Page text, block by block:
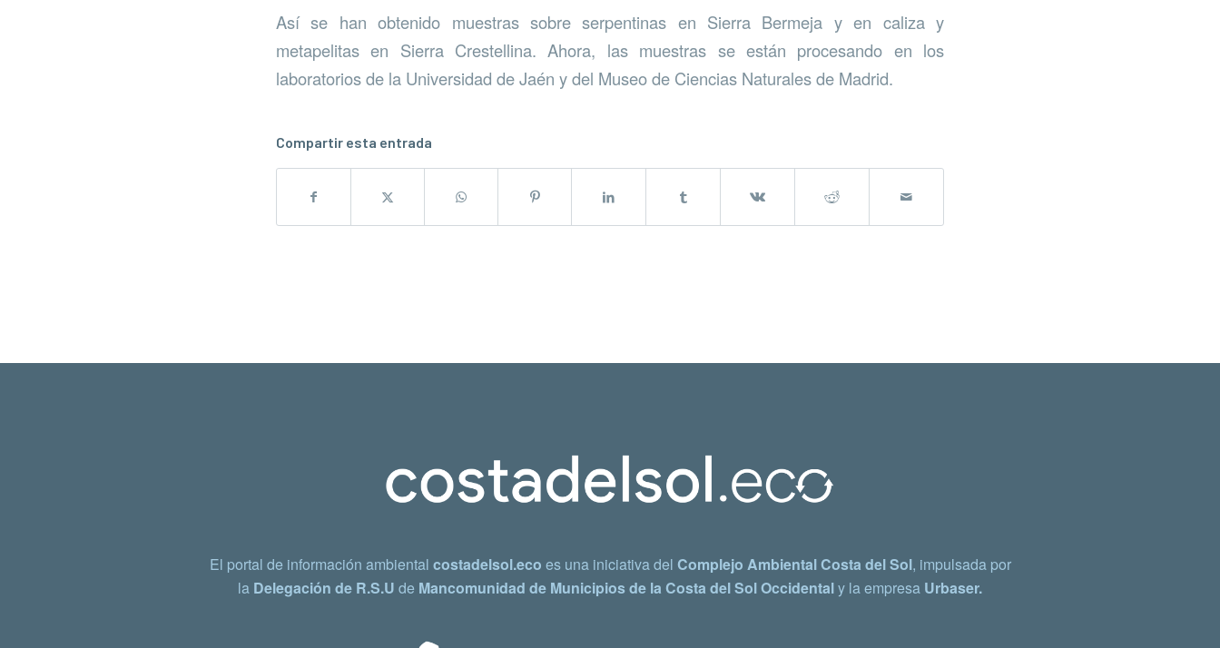
Así se han obtenido muestras sobre serpentinas en Sierra Bermeja y en caliza y
metapelitas en Sierra Crestellina. Ahora, las muestras se están procesando en los
laboratorios de la Universidad de Jaén y del Museo de Ciencias Naturales de Madrid.
Compartir esta entrada
El portal de información ambiental costadelsol.eco es una iniciativa del Complejo Ambiental Costa del Sol, impulsada por
la Delegación de R.S.U de Mancomunidad de Municipios de la Costa del Sol Occidentaly la empresa Urbaser.